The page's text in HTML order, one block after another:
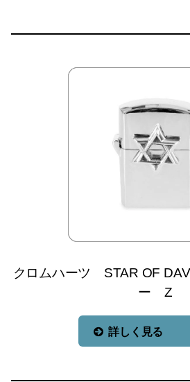
クロムハーツ STAR OF
ー Z
詳しく見る